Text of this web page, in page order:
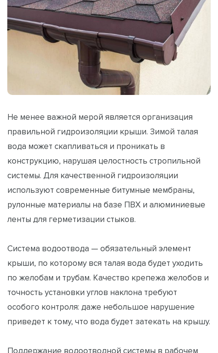
Не менее важной мерой является организация
правильной гидроизоляции крыши. Зимой талая
вода может скапливаться и проникать в
конструкцию, нарушая целостность стропильной
системы. Для качественной гидроизоляции
используют современные битумные мембраны,
рулонные материалы на базе ПВХ и алюминиевые
ленты для герметизации стыков.
Система водоотвода — обязательный элемент
крыши, по которому вся талая вода будет уходить
по желобам и трубам. Качество крепежа желобов и
точность установки углов наклона требуют
особого контроля: даже небольшое нарушение
приведет к тому, что вода будет затекать на крышу.
Поддержание водоотводной системы в рабочем